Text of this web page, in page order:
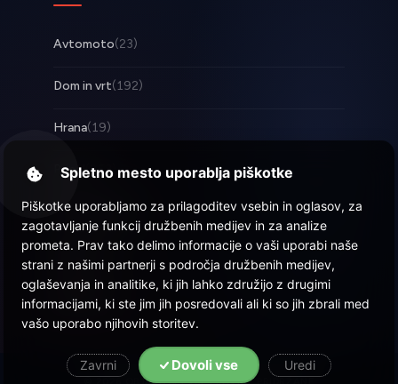
Avtomoto(23)
Dom in vrt(192)
Hrana(19)
Posel(253)
Tehnologija(17)
Zabava(58)
Zdravje(22)
Spletno mesto uporablja piškotke
Piškotke uporabljamo za prilagoditev vsebin in oglasov, za
zagotavljanje funkcij družbenih medijev in za analize
prometa. Prav tako delimo informacije o vaši uporabi naše
strani z našimi partnerji s področja družbenih medijev,
oglaševanja in analitike, ki jih lahko združijo z drugimi
informacijami, ki ste jim jih posredovali ali ki so jih zbrali med
vašo uporabo njihovih storitev.
Zavrni Dovoli vse Uredi